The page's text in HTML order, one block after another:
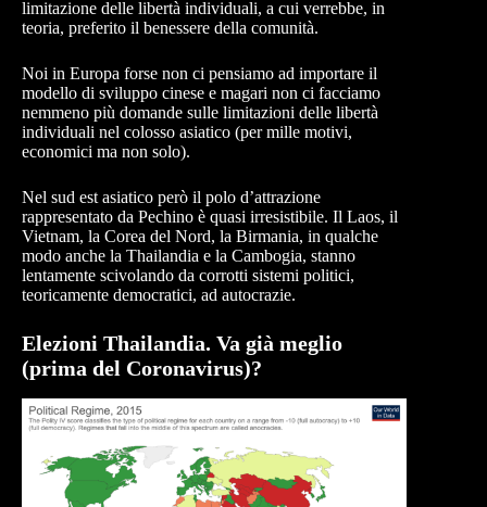
limitazione delle libertà individuali, a cui verrebbe, in
teoria, preferito il benessere della comunità.
Noi in Europa forse non ci pensiamo ad importare il
modello di sviluppo cinese e magari non ci facciamo
nemmeno più domande sulle limitazioni delle libertà
individuali nel colosso asiatico (per mille motivi,
economici ma non solo).
Nel sud est asiatico però il polo d’attrazione
rappresentato da Pechino è quasi irresistibile. Il Laos, il
Vietnam, la Corea del Nord, la Birmania, in qualche
modo anche la Thailandia e la Cambogia, stanno
lentamente scivolando da corrotti sistemi politici,
teoricamente democratici, ad autocrazie.
Elezioni Thailandia. Va già meglio
(prima del Coronavirus)?